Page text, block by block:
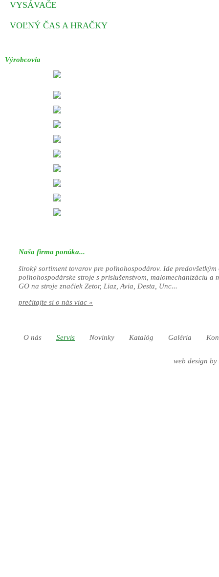
VYSÁVAČE
VOĽNÝ ČAS A HRAČKY
Výrobcovia
Naša firma ponúka...
široký sortiment tovarov pre poľnohospodárov. Ide
poľnohospodárske stroje s príslušenstvom, malomechanizáciu a
GO na stroje značiek Zetor, Liaz, Avia, Desta, Unc...
prečítajte si o nás viac »
O nás Servis Novinky Katalóg Galéria
web design by